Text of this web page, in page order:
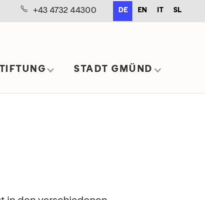
+43 4732 44300 DE EN SL
STADT GMÜND